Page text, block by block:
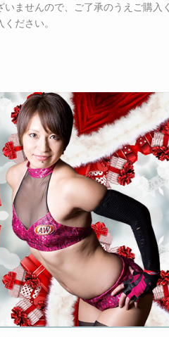
ませんので、ご了承のうえご購入
ださい。